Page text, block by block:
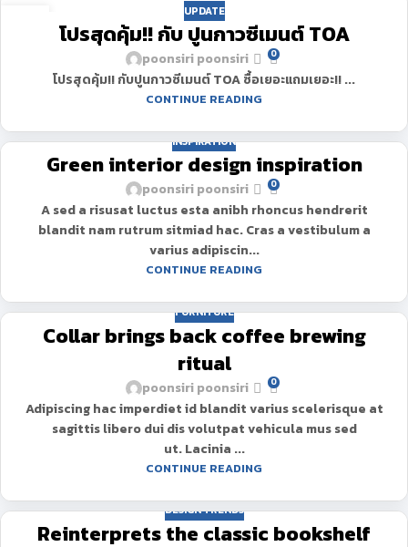
UPDATE
โปรสุดคุ้ม!! กับ ปูนกาวซีเมนต์ TOA
poonsiri poonsiri 0
โปรสุดคุ้ม!! กับปูนกาวซีเมนต์ TOA ซื้อเยอะแถมเยอะ!! ...
CONTINUE READING
INSPIRATION
Green interior design inspiration
poonsiri poonsiri 0
A sed a risusat luctus esta anibh rhoncus hendrerit
blandit nam rutrum sitmiad hac. Cras a vestibulum a
varius adipiscin...
CONTINUE READING
FURNITURE
Collar brings back coffee brewing
ritual
poonsiri poonsiri 0
Adipiscing hac imperdiet id blandit varius scelerisque at
sagittis libero dui dis volutpat vehicula mus sed
ut. Lacinia ...
CONTINUE READING
DESIGN TRENDS
Reinterprets the classic bookshelf